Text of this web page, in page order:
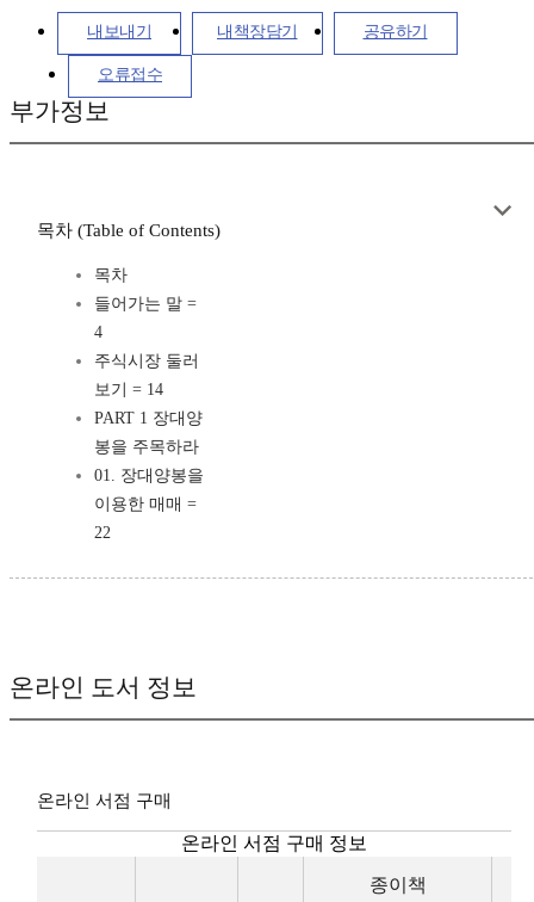
내보내기 내책장담기 공유하기
오류접수
부가정보
목차 (Table of Contents)
목차
들어가는 말 =
4
주식시장 둘러
보기 = 14
PART 1 장대양
봉을 주목하라
01. 장대양봉을
이용한 매매 =
22
온라인 도서 정보
온라인 서점 구매
온라인 서점 구매 정보
종이책